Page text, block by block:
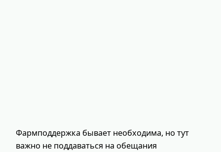
Фармподдержка бывает необходима, но тут
важно не поддаваться на обещания